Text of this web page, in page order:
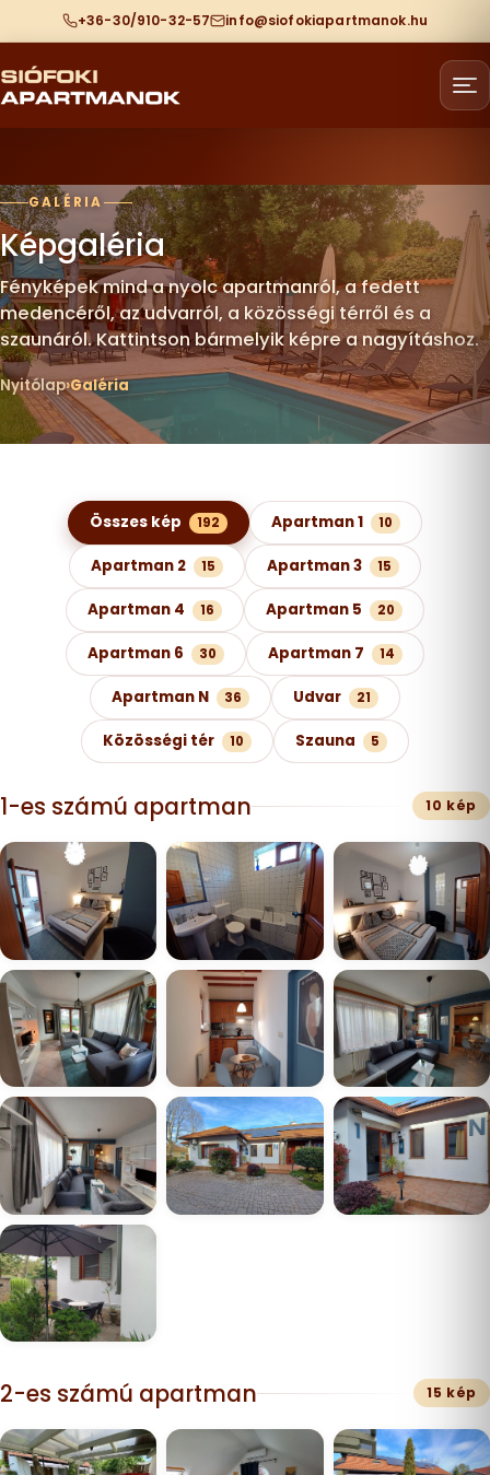
+36-30/910-32-57 info@siofokiapartmanok.hu
GALÉRIA
Képgaléria
Fényképek mind a nyolc apartmanról, a fedett
medencéről, az udvarról, a közösségi térről és a
szaunáról. Kattintson bármelyik képre a nagyításhoz.
Nyitólap Galéria
Képgaléria kategóriák szerint
Összes kép 192 Apartman 1 10
Apartman 2 15 Apartman 3 15
Apartman 4 16 Apartman 5 20
Apartman 6 30 Apartman 7 14
Apartman N 36 Udvar 21
Közösségi tér 10 Szauna 5
1-es számú apartman 10 kép
2-es számú apartman 15 kép